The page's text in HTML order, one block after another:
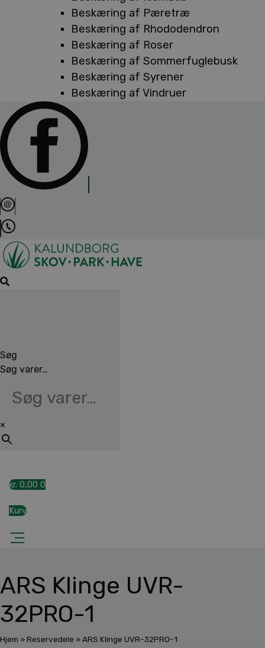
Beskæring af Pæretræ
Beskæring af Rhododendron
Beskæring af Roser
Beskæring af Sommerfuglebusk
Beskæring af Syrener
Beskæring af Vindruer
Søg
Søg varer…
×
kr. 0,00 0
Kurv
ARS Klinge UVR-
32PRO-1
Hjem »Reservedele »ARS Klinge UVR-32PRO-1